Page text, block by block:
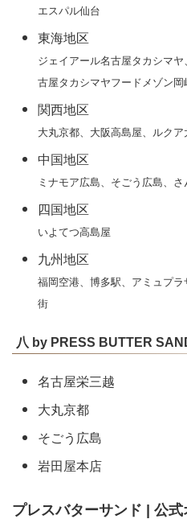
エスパル仙台
東海地区
ジェイアール名古屋タカシマ
古屋タカシマヤフードメゾン岡
関西地区
大丸京都、大阪高島屋、ルク
中国地区
ミナモア広島、そごう広島、
四国地区
いよてつ高島屋
九州地区
福岡空港、博多駅、アミュプ
街
八 by PRESS BUTTER
名古屋栄三越
大丸京都
そごう広島
岩田屋本店
プレスバターサンド | 公